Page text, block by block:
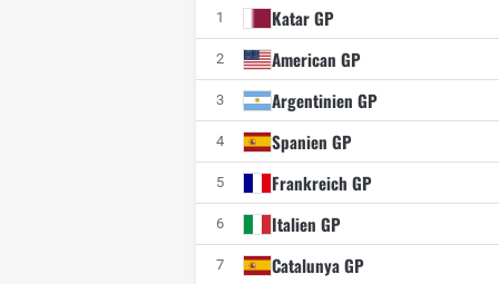
1 Katar GP
2 American GP
3 Argentinien GP
4 Spanien GP
5 Frankreich GP
6 Italien GP
7 Catalunya GP